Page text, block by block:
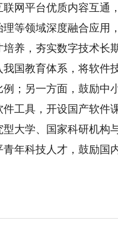
网平台优质内容互通
等领域深度融合应用
，夯实数字技术长
国教育体系，将软件
；另一方面，鼓励中
工具，开设国产软件
大学、国家科研机构
年科技人才，鼓励国